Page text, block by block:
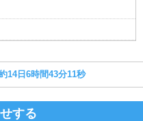
14日6時間43分10秒
する